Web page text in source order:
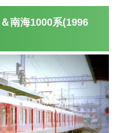
南海1000系(1996